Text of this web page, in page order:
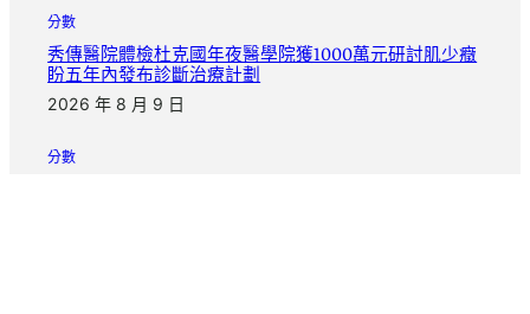
分數
秀傳醫院體檢杜克國年夜醫學院獲1000萬元研討肌少癥
盼五年內發布診斷治療計劃
2026 年 8 月 9 日
分數